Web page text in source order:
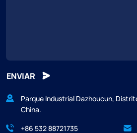
ENVIAR
Parque Industrial Dazhoucun,
China.
+86 532 88721735